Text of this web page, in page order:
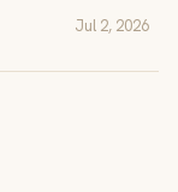
Jul 2, 2026